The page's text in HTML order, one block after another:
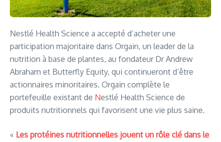
Nestlé Health Science a accepté d’acheter une
participation majoritaire dans Orgain, un leader de la
nutrition à base de plantes, au fondateur Dr Andrew
Abraham et Butterfly Equity, qui continueront d’être
actionnaires minoritaires. Orgain complète le
portefeuille existant de Nestlé Health Science de
produits nutritionnels qui favorisent une vie plus saine.
« Les protéines nutritionnelles jouent un rôle clé dans le